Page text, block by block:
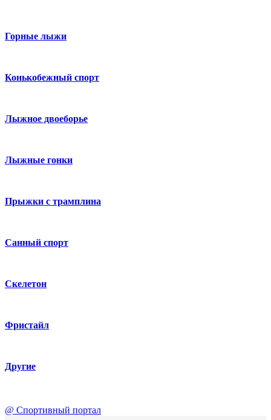
Горные лыжи
Конькобежный спорт
Лыжное двоеборье
Лыжные гонки
Прыжки с трамплина
Санный спорт
Скелетон
Фристайл
Другие
@ Спортивный портал